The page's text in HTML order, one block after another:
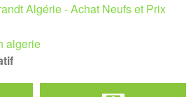
Algérie - Achat Neufs et Prix
algerie